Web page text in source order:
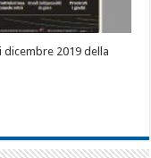
dicembre 2019 della